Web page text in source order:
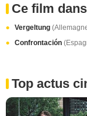
Ce film
Vergeltung
Confrontación
Top actus